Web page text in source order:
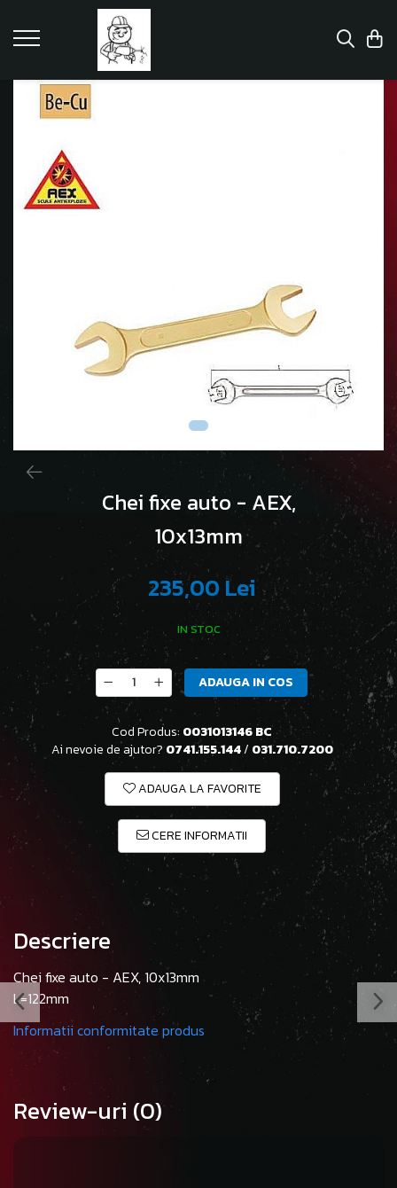
Chei fixe auto - AEX,
10x13mm
235,00 Lei
IN STOC
ADAUGA IN COS
Cod Produs: 0031013146 BC
Ai nevoie de ajutor? 0741.155.144/ 031.710.7200
ADAUGA LA FAVORITE
CERE INFORMATII
Descriere
Chei fixe auto - AEX, 10x13mm
L=122mm
Informatii conformitate produs
Review-uri (0)